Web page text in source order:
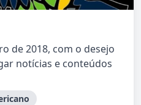
de 2018, com o desejo
notícias e conteúdos